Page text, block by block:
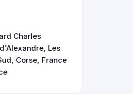
Charles
Les
Corse, France